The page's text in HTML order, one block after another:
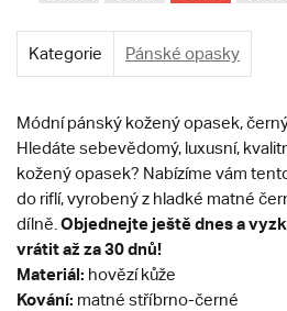
Kategorie Pánské opasky
Módní pánský kožený opasek,
Hledáte sebevědomý, luxusní,
kožený opasek? Nabízíme vám
do riflí, vyrobený z hladké matné
dílně. Objednejte ještě dnes a
vrátit až za 30 dnů!
Materiál: hovězí kůže
Kování: matné stříbrno-černé